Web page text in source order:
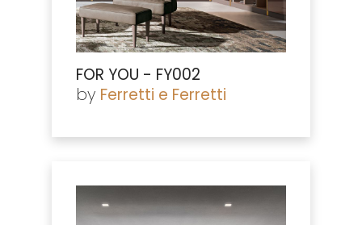
FOR YOU - FY002
by Ferretti e Ferretti